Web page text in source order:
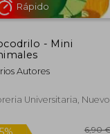
- Mini
Autores
Universitaria, Nuevo